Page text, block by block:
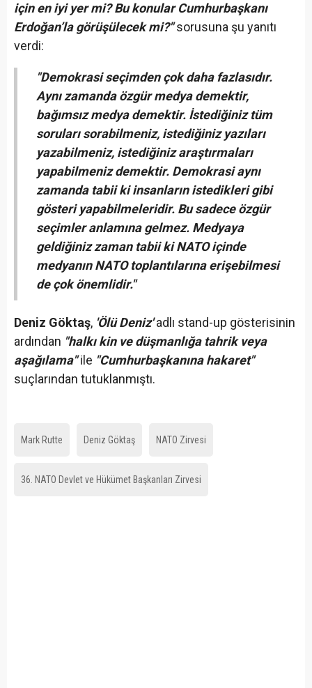
için en iyi yer mi? Bu konular Cumhurbaşkanı
Erdoğan’la görüşülecek mi?"sorusuna şu yanıtı
verdi:
"Demokrasi seçimden çok daha fazlasıdır.
Aynı zamanda özgür medya demektir,
bağımsız medya demektir. İstediğiniz tüm
soruları sorabilmeniz, istediğiniz yazıları
yazabilmeniz, istediğiniz araştırmaları
yapabilmeniz demektir. Demokrasi aynı
zamanda tabii ki insanların istedikleri gibi
gösteri yapabilmeleridir. Bu sadece özgür
seçimler anlamına gelmez. Medyaya
geldiğiniz zaman tabii ki NATO içinde
medyanın NATO toplantılarına erişebilmesi
de çok önemlidir."
Deniz Göktaş, 'Ölü Deniz'adlı stand-up gösterisinin
ardından "halkı kin ve düşmanlığa tahrik veya
aşağılama"ile "Cumhurbaşkanına hakaret"
suçlarından tutuklanmıştı.
Mark Rutte Deniz Göktaş NATO Zirvesi
36.⁠ ⁠NATO Devlet ve Hükümet Başkanları Zirvesi